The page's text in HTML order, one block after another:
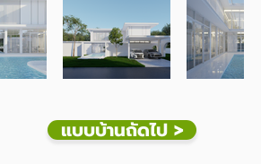
แบบบ้านถัดไป >